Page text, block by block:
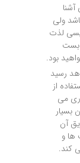
ولی
لذت
بست
بود.
رسید
از
می
بسیار
آن
ها و
کند.